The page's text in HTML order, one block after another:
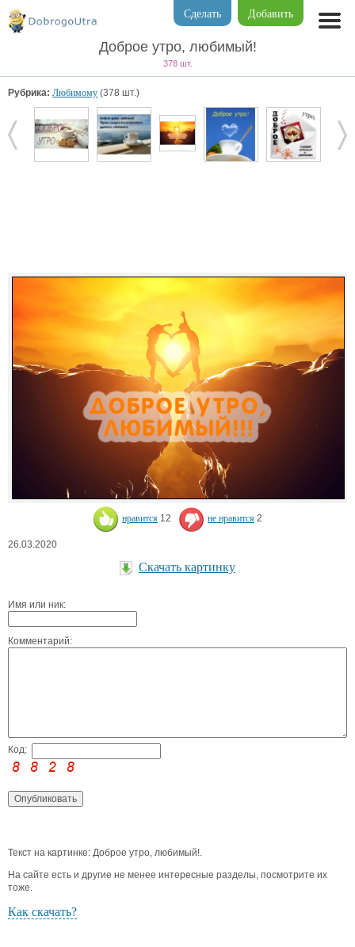
Добавить
Сделать
Доброе утро, любимый!
378 шт.
Рубрика: Любимому (378 шт.)
нравится 12 не нравится 2
26.03.2020
Скачать картинку
Имя или ник:
Комментарий:
Код:
Текст на картинке: Доброе утро, любимый!.
На сайте есть и другие не менее интересные разделы, посмотрите их
тоже.
Как скачать?